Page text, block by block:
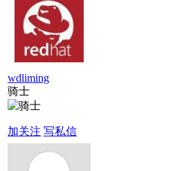
wdliming
骑士
加关注 写私信